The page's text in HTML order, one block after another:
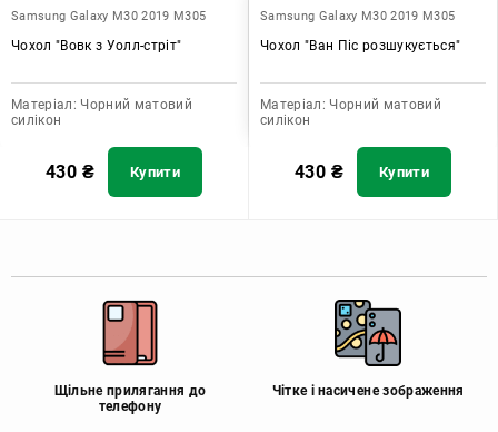
Samsung Galaxy M30 2019 M305
Чохол "Вовк з Уолл-стріт"
Матеріал: Чорний матовий
силікон
430 ₴ Купити
Samsung Galaxy M30 2019 M305
Чохол "Ван Піс розшукується"
Матеріал: Чорний матовий
силікон
430 ₴ Купити
Щільне прилягання до
телефону
Чітке і насичене зображення